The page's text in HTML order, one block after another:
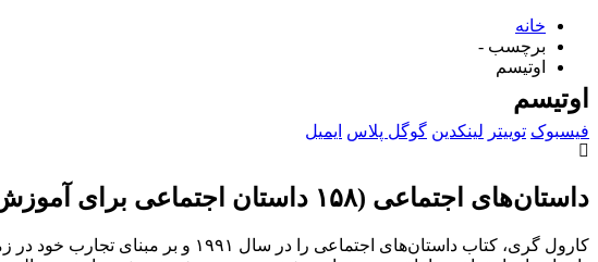
خانه
برچسب -
اوتیسم
اوتیسم
فیسبوک توییتر لینکدین گوگل پلاس ایمیل
داستان‌های اجتماعی (۱۵۸ داستان اجتماعی برای آموزش مهارت‌های زندگی به کودکان با تاکید بر آموزش به کودکان طیف درخودمانده)
کارول گری، کتاب داستان‌های